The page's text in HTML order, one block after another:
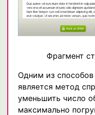
Фрагмент
Одним из способов
является метод
уменьшить число
максимально